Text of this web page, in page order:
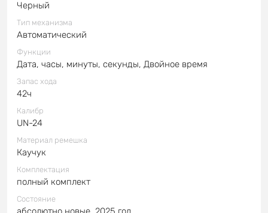
Черный
Тип механизма
Автоматический
Функции
Дата, часы, минуты, секунды, Двойное время
Запас хода
42ч
Калибр
UN-24
Материал ремешка
Каучук
Комплектация
полный комплект
Состояние